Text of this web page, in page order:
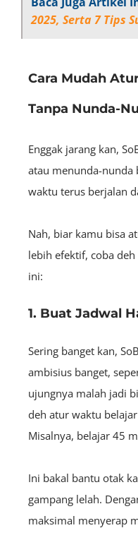
2025, Serta 7 Tips
Cara Mudah
Tanpa Nunda-
Enggak jarang kan,
atau menunda-nunda
waktu terus berjalan
Nah, biar kamu bisa
lebih efektif, coba
ini:
1. Buat Jadwal
Sering banget kan,
ambisius banget,
ujungnya malah jadi
deh atur waktu
Misalnya, belajar 45
Ini bakal bantu otak
gampang lelah.
maksimal menyerap